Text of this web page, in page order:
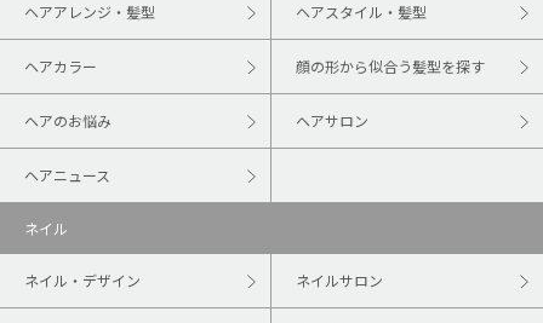
ヘアアレンジ・髪型 ヘアスタイル・髪型
ヘアカラー 顔の形から似合う髪型を探す
ヘアのお悩み ヘアサロン
ヘアニュース
ネイル
ネイル・デザイン ネイルサロン